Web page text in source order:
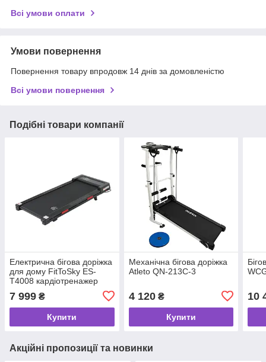
Всі умови оплати
Умови повернення
Повернення товару впродовж 14 днів за домовленістю
Всі умови повернення
Подібні товари компанії
Електрична бігова доріжка
для дому FitToSky ES-
T4008 кардіотренажер
для домашніх тренувань
7 999 ₴
Купити
Механічна бігова доріжка
Atleto QN-213C-3
4 120₴
Купити
10
Акційні пропозиції та новинки